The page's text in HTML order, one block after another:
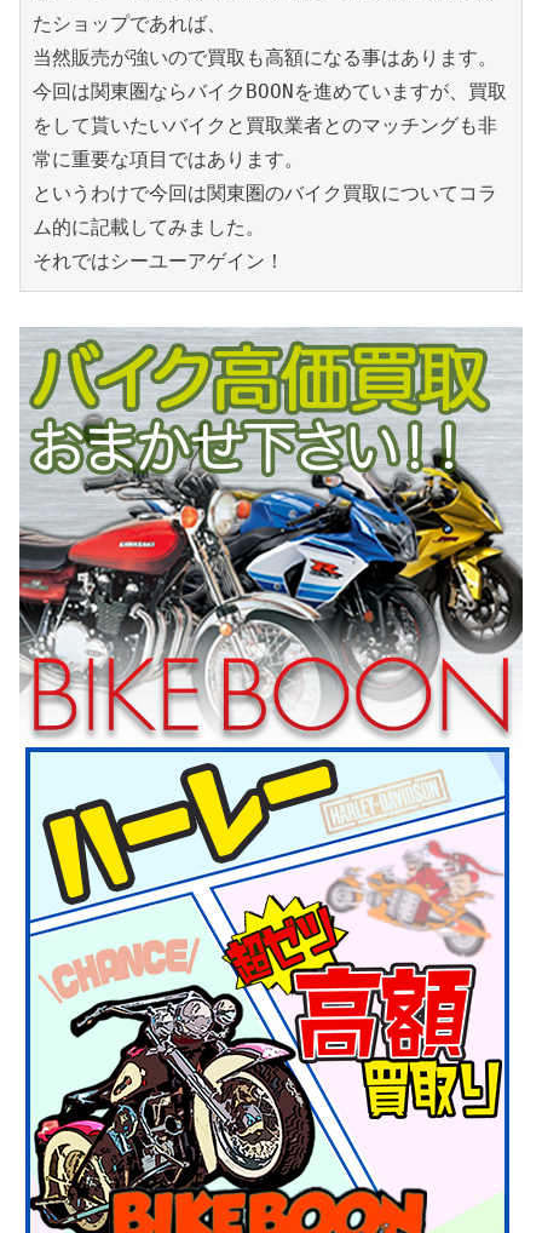
たショップであれば、
当然販売が強いので買取も高額になる事はあります。
今回は関東圏ならバイクBOONを進めていますが、買取
をして貰いたいバイクと買取業者とのマッチングも非
常に重要な項目ではあります。
というわけで今回は関東圏のバイク買取についてコラ
ム的に記載してみました。
それではシーユーアゲイン！